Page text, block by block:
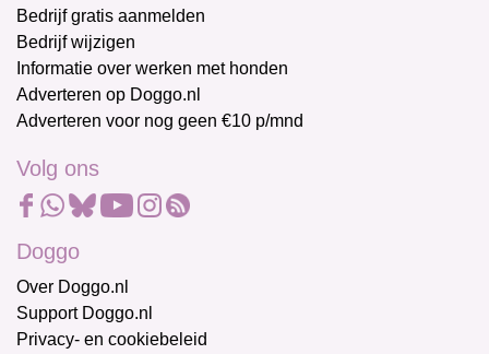
Bedrijf gratis aanmelden
Bedrijf wijzigen
Informatie over werken met honden
Adverteren op Doggo.nl
Adverteren voor nog geen €10 p/mnd
Volg ons
Doggo
Over Doggo.nl
Support Doggo.nl
Privacy- en cookiebeleid